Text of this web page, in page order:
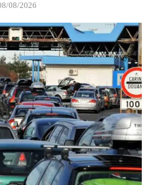
08/2026